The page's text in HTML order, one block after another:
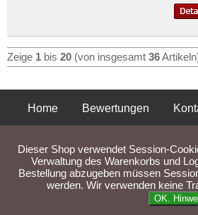
Zeige 1 bis 20 (von insgesamt 36
Home Bewertungen
Liefer- und
Dieser Shop verwendet Session-
Verwaltung des Warenkorbs und
Bestellung abzugeben müssen
werden. Wir verwenden keine
OK.